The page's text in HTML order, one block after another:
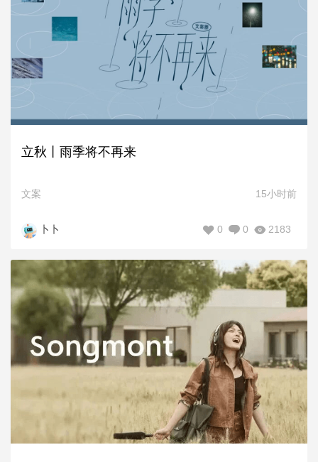
立秋丨雨季将不再来
文案 15小时前
卜卜 2183
0
0